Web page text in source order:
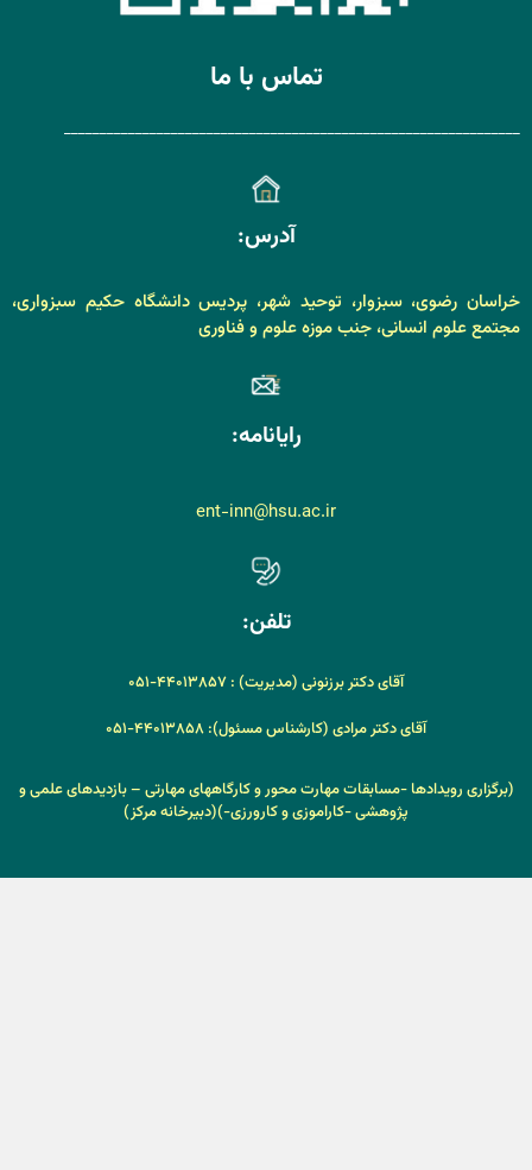
تماس با ما
________________________________________________________________
آدرس:
خراسان رضوی، سبزوار، توحید شهر، پردیس دانشگاه حکیم سبزواری،
مجتمع علوم انسانی، جنب موزه علوم و فناوری
رایانامه:
ent-inn@hsu.ac.ir
تلفن:
آقای دکتر برزنونی (مدیریت) : ۴۴۰۱۳۸۵۷-۰۵۱
آقای دکتر مرادی (کارشناس مسئول): ۴۴۰۱۳۸۵۸-۰۵۱
(برگزاری رویدادها -مسابقات مهارت محور و کارگاههای مهارتی –بازدیدهای علمی و
پژوهشی -کاراموزی و کارورزی-)(دبیرخانه مرکز)